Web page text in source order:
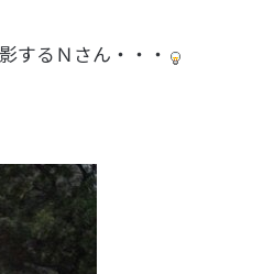
するＮさん・・・